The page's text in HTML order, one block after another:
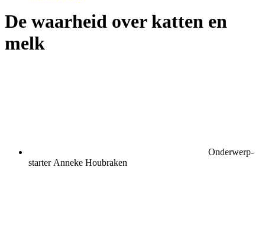
De waarheid over katten en
melk
Onderwerp-
starter Anneke Houbraken